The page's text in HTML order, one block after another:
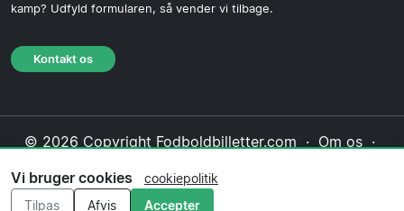
kamp? Udfyld formularen, så vender vi tilbage.
Kontakt os
© 2026 Copyright Fodboldbilletter.com · Om os ·
Redaktionel politik
Vi bruger cookies
cookiepolitik
Tilpas
Afvis Accepter